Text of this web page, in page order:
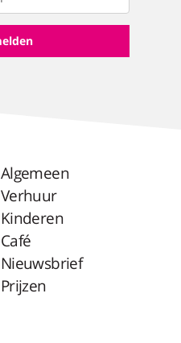
Algemeen
Verhuur
Kinderen
Café
Nieuwsbrief
Prijzen